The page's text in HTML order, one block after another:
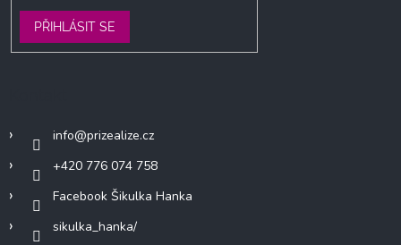
PŘIHLÁSIT SE
info@prizealize.cz
+420 776 074 758
Facebook Šikulka Hanka
sikulka_hanka/